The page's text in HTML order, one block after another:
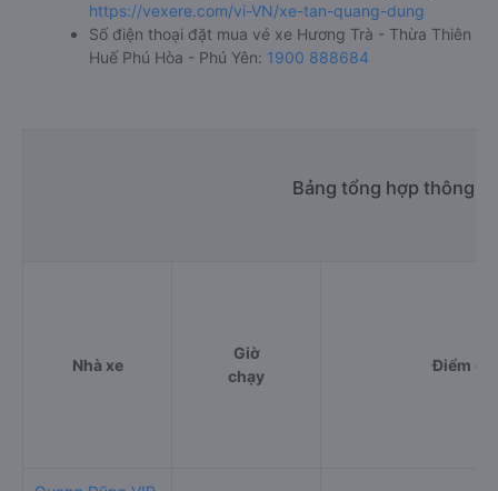
https://vexere.com/vi-VN/xe-tan-quang-dung
Số điện thoại đặt mua vé xe Hương Trà - Thừa Thiên
Huế Phú Hòa - Phú Yên: 1900 888684
Bảng tổng hợp thông
Nhà xe
Giờ
chạy
Điểm đi